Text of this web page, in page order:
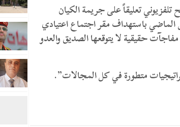
تعليقاً على جريمة الكيان
الماضي باستهداف مقر اجتماع اعتيادي
حقيقية لا يتوقعها الصديق والعدو
متطورة في كل المجالات”.